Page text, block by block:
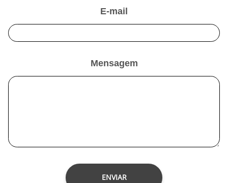
E-mail
Mensagem
ENVIAR